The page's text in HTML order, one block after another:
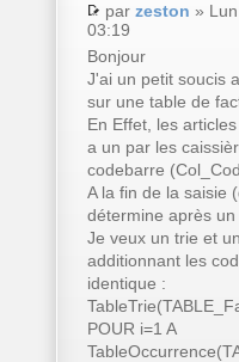
par zeston »
03:19
Bonjour
J'ai un petit soucis
sur une table de
En Effet, les
a un par les
codebarre
A la fin de la saisie
détermine après un
Je veux un trie et
additionnant les
identique :
POUR i=1 A